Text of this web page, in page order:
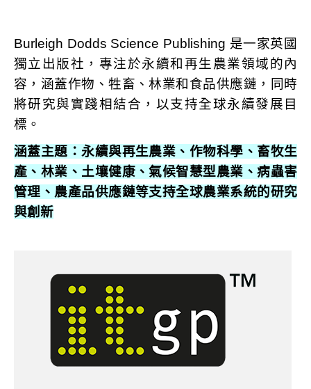
Burleigh Dodds Science Publishing 是一家英國
獨立出版社，專注於永續和再生農業領域的內
容，涵蓋作物、牲畜、林業和食品供應鏈，同時
將研究與實踐相結合，以支持全球永續發展目
標。
涵蓋主題：永續與再生農業、作物科學、畜牧生
產、林業、土壤健康、氣候智慧型農業、病蟲害
管理、農產品供應鏈等支持全球農業系統的研究
與創新